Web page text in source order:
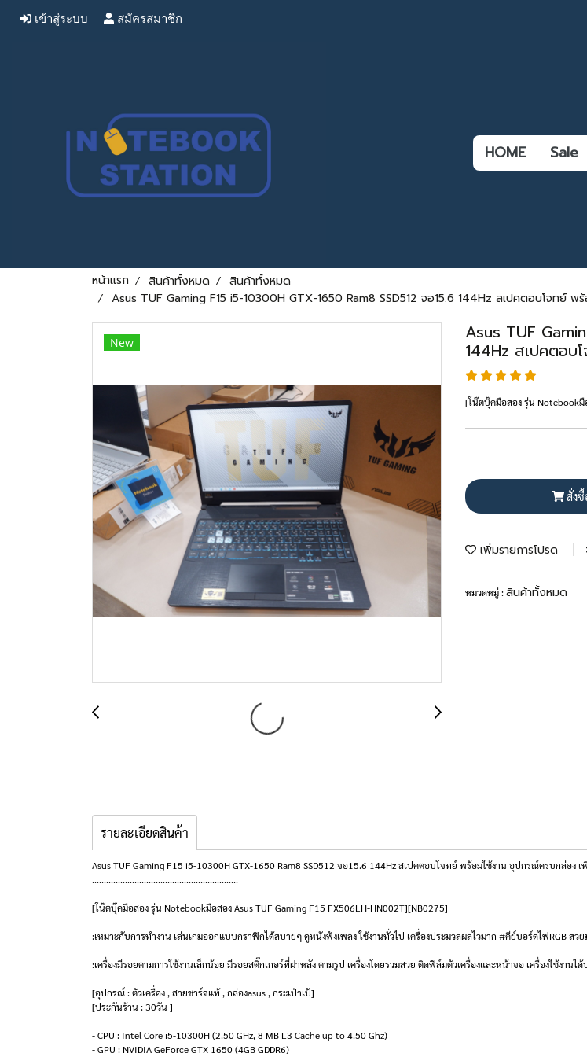
เข้าสู่ระบบ สมัครสมาชิก
HOME Sale
หน้าแรก สินค้าทั้งหมด
สินค้าทั้งหมด
Asus TUF Gaming F15 i5-10300H GTX-1650 Ram8 SSD512 จอ15.6 144Hz สเปคตอบโจทย์
New
Asus TUF
144Hz สเปคตอ
[โน๊ตบุ๊คมือสอง รุ่น Notebookมื
สั่ง
เพิ่มรายการโปรด
หมวดหมู่ :สินค้าทั้งหมด
รายละเอียดสินค้า
Asus TUF Gaming F15 i5-10300H GTX-1650 Ram8 SSD512 จอ15.6 144Hz สเปคตอบโจทย์ พร้อมใช้งาน อุปกรณ์ครบกล่อง เ
..............................................................
[โน๊ตบุ๊คมือสอง รุ่น Notebookมือสอง Asus TUF Gaming F15 FX506LH-HN002T][NB0275]
:เหมาะกับการทำงาน เล่นเกมออกแบบกราฟิกได้สบายๆ ดูหนังฟังเพลง ใช้งานทั่วไป เครื่องประมวลผลไวมาก #คีย์บอร์ดไฟRGB สว
:เครื่องมีรอยตามการใช้งานเล็กน้อย มีรอยสติ๊กเกอร์ที่ฝาหลัง ตามรูป เครื่องโดยรวมสวย ติดฟิล์มตัวเครื่องและหน้าจอ เครื่องใช้งาน
[อุปกรณ์ : ตัวเครื่อง , สายชาร์จแท้ , กล่องasus , กระเป๋าเป้]
[ประกันร้าน : 30วัน ]
- CPU : Intel Core i5-10300H (2.50 GHz, 8 MB L3 Cache up to 4.50 Ghz)
- GPU : NVIDIA GeForce GTX 1650 (4GB GDDR6)